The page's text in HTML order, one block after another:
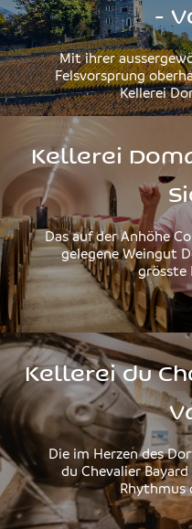
-
Mit ihrer
Felsvorsprung
Kellerei
Kellerei
Das auf der Anhöhe
gelegene Weingut
grösste
Kellerei du
Die im Herzen des
du Chevalier
Rhythmus